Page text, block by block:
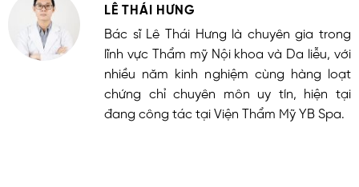
LÊ THÁI HƯNG
Bác sĩ Lê Thái Hưng là chuyên gia trong
lĩnh vực Thẩm mỹ Nội khoa và Da liễu, với
nhiều năm kinh nghiệm cùng hàng loạt
chứng chỉ chuyên môn uy tín, hiện tại
đang công tác tại Viện Thẩm Mỹ YB Spa.